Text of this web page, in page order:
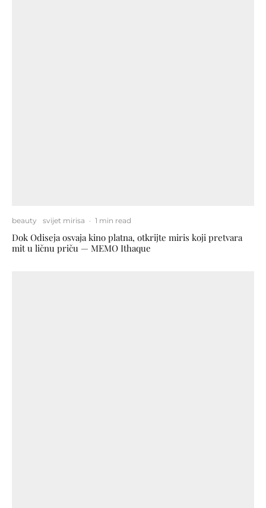
beauty svijet mirisa · 1 min read
Dok Odiseja osvaja kino platna, otkrijte miris koji pretvara
mit u ličnu priču — MEMO Ithaque